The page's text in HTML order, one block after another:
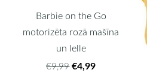
Barbie on the Go
motorizēta rozā mašīna
un lelle
€9,99 €4,99